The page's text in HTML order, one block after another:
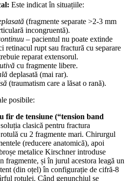
Este indicat în situațiile:
(fragmente separate >2-3 mm
incongruentă).
– pacientul nu poate extinde
retinacul rupt sau fractură cu separare
reparat extensorul.
cu fragmente libere.
deplasată (mai rar).
(traumatism care a lăsat o rană).
posibile:
fir de tensiune (“tension band
clasică pentru fractura
cu 2 fragmente mari. Chirurgul
(reducere anatomică), apoi
metalice Kirschner introduse
fragmente, și în jurul acestora leagă un
(din oțel) în configurație de cifră-8
rotulei. Când genunchiul se